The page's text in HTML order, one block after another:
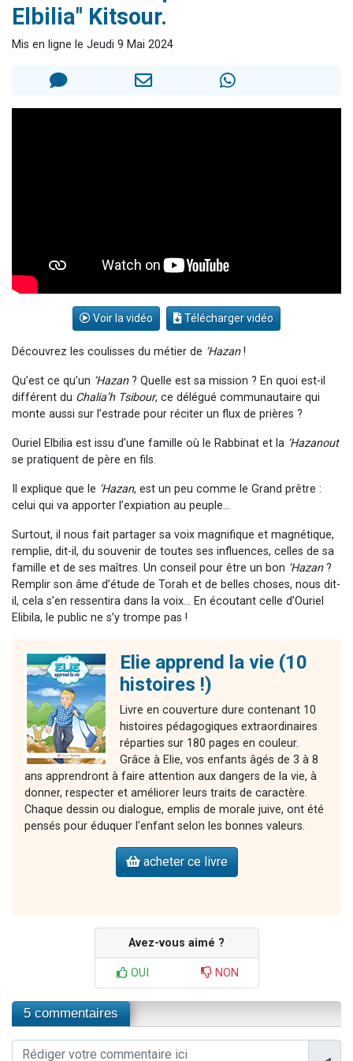
30 personnes viennent de faire un don pour Sauvez la jambe de Yohan
12 nouvelles musiques dans Torah-Box Music
29 personnes viennent de demander une bénédiction
Elbilia" Kitsour.
Mis en ligne le Jeudi 9 Mai 2024
Voir la vidéo Télécharger vidéo
Découvrez les coulisses du métier de ‘Hazan!
Qu’est ce qu’un ‘Hazan? Quelle est sa mission ? En quoi est-il
différent du Chalia’h Tsibour, ce délégué communautaire qui
monte aussi sur l’estrade pour réciter un flux de prières ?
Ouriel Elbilia est issu d’une famille où le Rabbinat et la ‘Hazanout
se pratiquent de père en fils.
Il explique que le ‘Hazan, est un peu comme le Grand prêtre :
celui qui va apporter l’expiation au peuple…
Surtout, il nous fait partager sa voix magnifique et magnétique,
remplie, dit-il, du souvenir de toutes ses influences, celles de sa
famille et de ses maîtres. Un conseil pour être un bon ‘Hazan?
Remplir son âme d’étude de Torah et de belles choses, nous dit-
il, cela s’en ressentira dans la voix… En écoutant celle d’Ouriel
Elibila, le public ne s’y trompe pas !
Elie apprend la vie (10
histoires !)
Livre en couverture dure contenant 10
histoires pédagogiques extraordinaires
réparties sur 180 pages en couleur.
Grâce à Elie, vos enfants âgés de 3 à 8
ans apprendront à faire attention aux dangers de la vie, à
donner, respecter et améliorer leurs traits de caractère.
Chaque dessin ou dialogue, emplis de morale juive, ont été
pensés pour éduquer l'enfant selon les bonnes valeurs.
acheter ce livre
Avez-vous aimé ?
OUI NON
5 commentaires